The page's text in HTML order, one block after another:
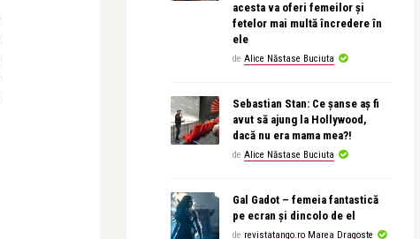
acesta va oferi femeilor și
fetelor mai multă încredere în
ele
de Alice Năstase Buciuta
Sebastian Stan: Ce șanse aș fi
avut să ajung la Hollywood,
dacă nu era mama mea?!
de Alice Năstase Buciuta
Gal Gadot – femeia fantastică
pe ecran și dincolo de el
de revistatango.ro Marea Dragoste